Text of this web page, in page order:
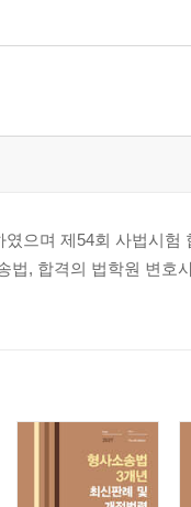
였으며 제54회 사법시
법, 합격의 법학원 변호